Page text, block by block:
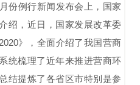
份例行新闻发布会上，国家
绍，近日，国家发展改革委
》，全面介绍了我国营商
统梳理了近年来推进营商环
结提炼了各省区市特别是参